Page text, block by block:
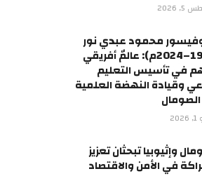
2026
محمود عبدي نور
(1943–2024م): عالمٌ أفريقي
في تأسيس التعليم
وقيادة النهضة العلمية
وإثيوبيا تبحثان تعزيز
في الأمن والاقتصاد